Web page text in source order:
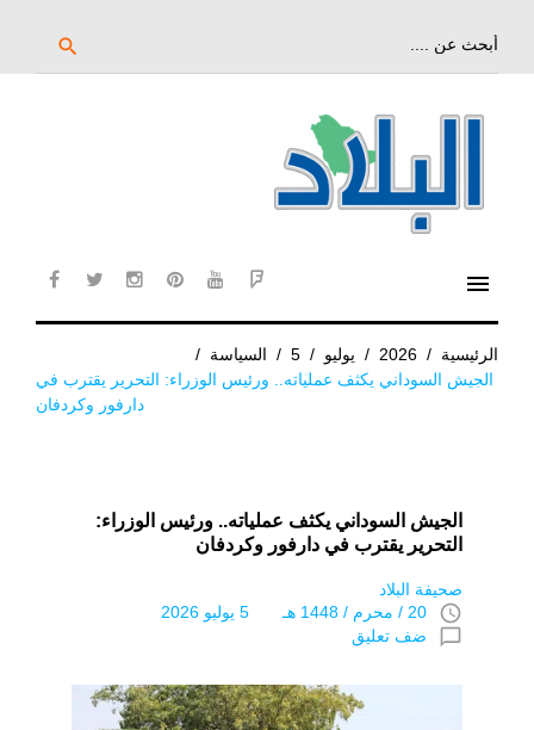
search
menu
الرئيسية /
2026
/ يوليو /
5
/ السياسة /
الجيش السوداني يكثف عملياته.. ورئيس الوزراء: التحرير يقترب في
دارفور وكردفان
الجيش السوداني يكثف عملياته.. ورئيس الوزراء:
التحرير يقترب في دارفور وكردفان
صحيفة البلاد
access_time 20 / محرم / 1448 هـ 5 يوليو 2026
chat_bubble_outline ضف تعليق